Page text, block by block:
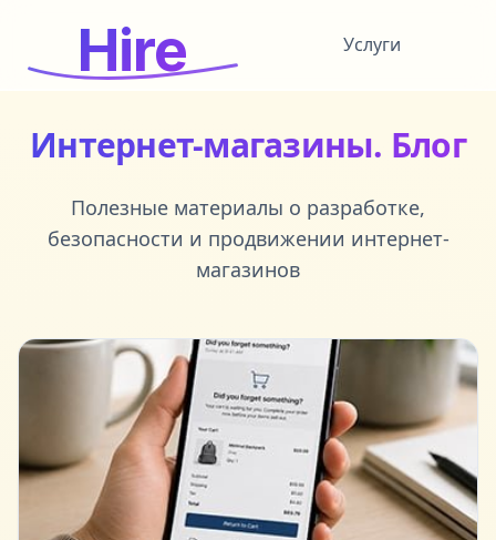
Hire Услуги
Интернет-магазины. Блог
Полезные материалы о разработке,
безопасности и продвижении интернет-
магазинов